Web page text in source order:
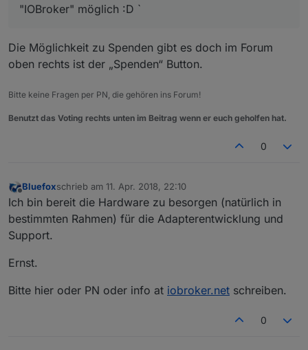
"IOBroker" möglich :D `
Die Möglichkeit zu Spenden gibt es doch im Forum
oben rechts ist der „Spenden“ Button.
Bitte keine Fragen per PN, die gehören ins Forum!
Benutzt das Voting rechts unten im Beitrag wenn er euch geholfen hat.
0
Offline
Bluefoxschrieb am 11. Apr. 2018, 22:10
zuletzt editiert von
Ich bin bereit die Hardware zu besorgen (natürlich in
bestimmten Rahmen) für die Adapterentwicklung und
Support.
Ernst.
Bitte hier oder PN oder info at iobroker.net schreiben.
0